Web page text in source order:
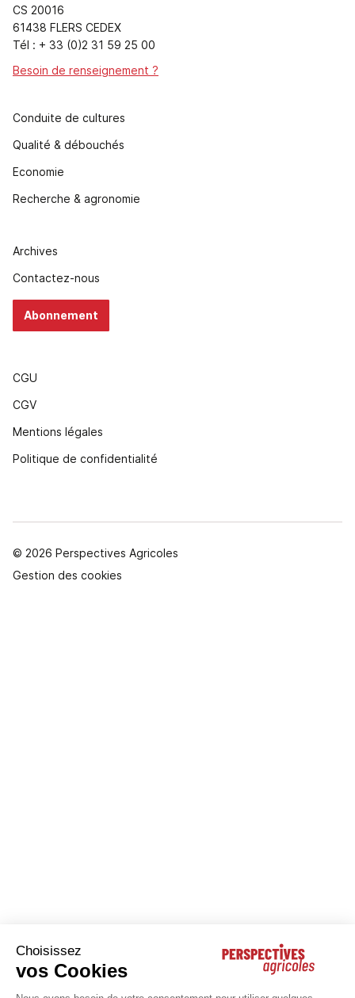
CS 20016
61438 FLERS CEDEX
Tél : + 33 (0)2 31 59 25 00
Besoin de renseignement ?
Conduite de cultures
Qualité & débouchés
Economie
Recherche & agronomie
Archives
Contactez-nous
Abonnement
CGU
CGV
Mentions légales
Politique de confidentialité
© 2026 Perspectives Agricoles
Gestion des cookies